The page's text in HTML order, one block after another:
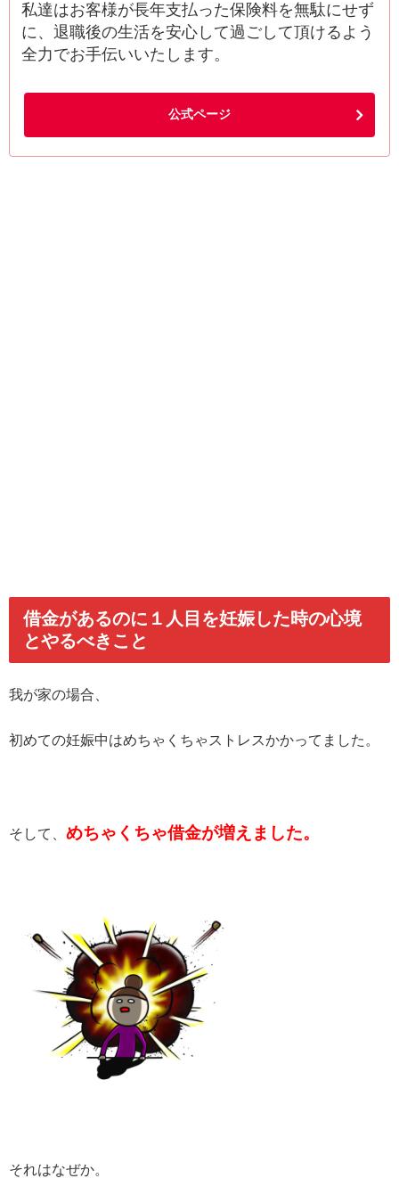
私達はお客様が長年支払った保険料を無駄にせず
に、退職後の生活を安心して過ごして頂けるよう
全力でお手伝いいたします。
公式ページ
借金があるのに１人目を妊娠した時の心境
とやるべきこと
我が家の場合、
初めての妊娠中はめちゃくちゃストレスかかってました。
そして、 めちゃくちゃ借金が増えました。
それはなぜか。